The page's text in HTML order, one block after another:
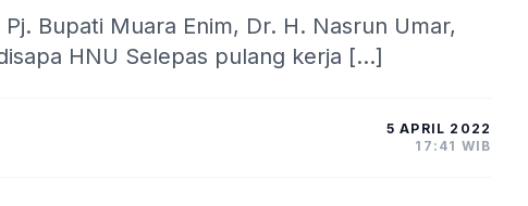
Bupati Muara Enim, Dr. H. Nasrun Umar,
HNU Selepas pulang kerja […]
5 APRIL 2022
17:41 WIB